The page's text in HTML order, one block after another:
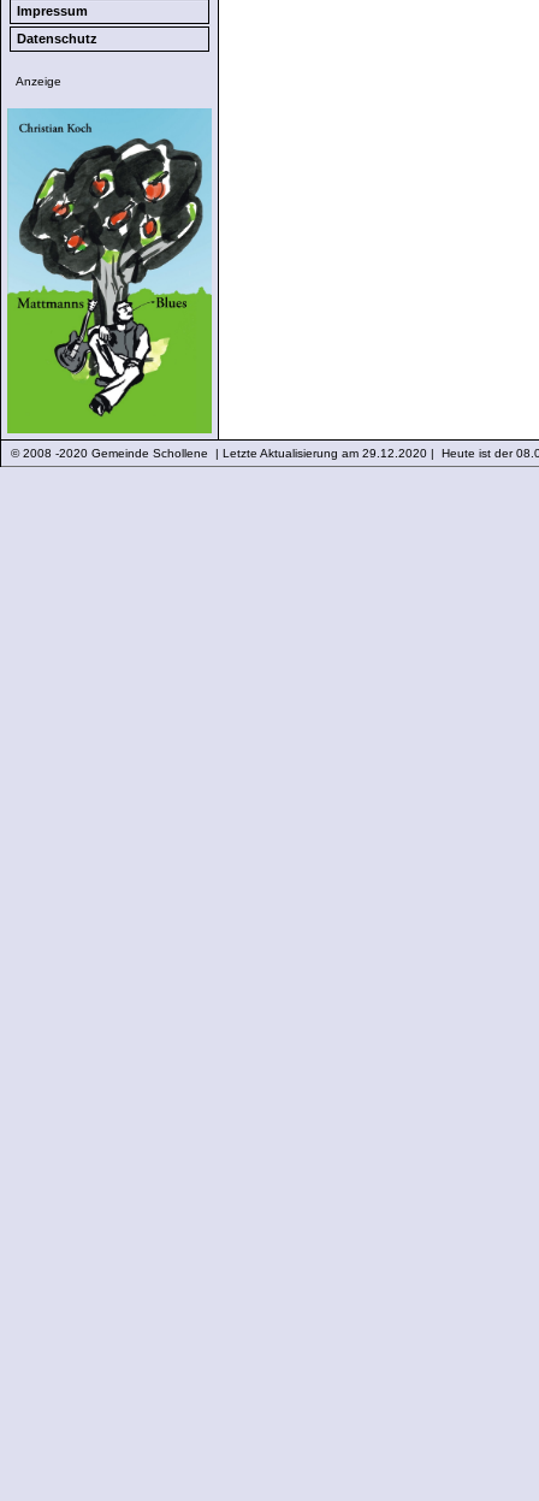
Impressum
Datenschutz
Anzeige
© 2008 -2020 Gemeinde Schollene | Letzte Aktualisierung am 29.12.2020 | Heute ist der